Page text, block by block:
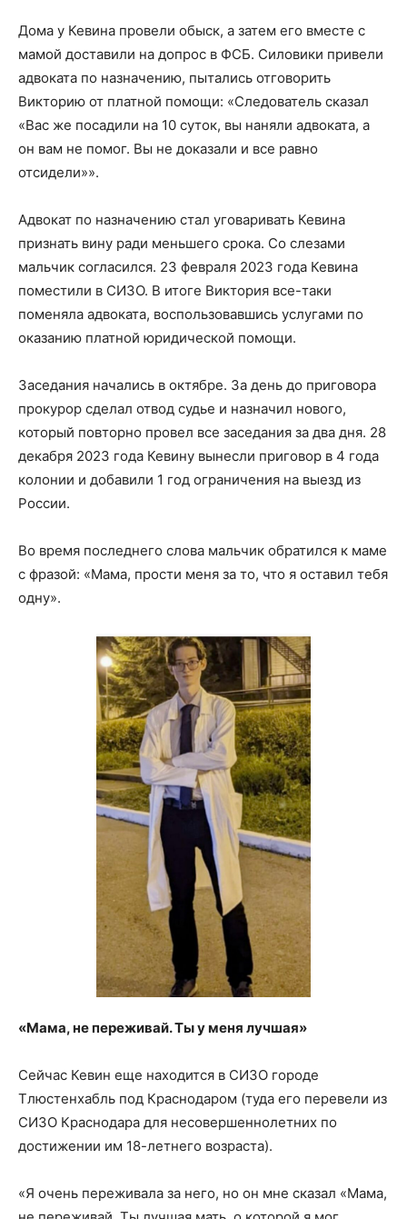
Дома у Кевина провели обыск, а затем его вместе с
мамой доставили на допрос в ФСБ. Силовики привели
адвоката по назначению, пытались отговорить
Викторию от платной помощи: «Следователь сказал
«Вас же посадили на 10 суток, вы наняли адвоката, а
он вам не помог. Вы не доказали и все равно
отсидели»».
Адвокат по назначению стал уговаривать Кевина
признать вину ради меньшего срока. Со слезами
мальчик согласился. 23 февраля 2023 года Кевина
поместили в СИЗО. В итоге Виктория все-таки
поменяла адвоката, воспользовавшись услугами по
оказанию платной юридической помощи.
Заседания начались в октябре. За день до приговора
прокурор сделал отвод судье и назначил нового,
который повторно провел все заседания за два дня. 28
декабря 2023 года Кевину вынесли приговор в 4 года
колонии и добавили 1 год ограничения на выезд из
России.
Во время последнего слова мальчик обратился к маме
с фразой: «Мама, прости меня за то, что я оставил тебя
одну».
«Мама, не переживай. Ты у меня лучшая»
Сейчас Кевин еще находится в СИЗО городе
Тлюстенхабль под Краснодаром (туда его перевели из
СИЗО Краснодара для несовершеннолетних по
достижении им 18-летнего возраста).
«Я очень переживала за него, но он мне сказал «Мама,